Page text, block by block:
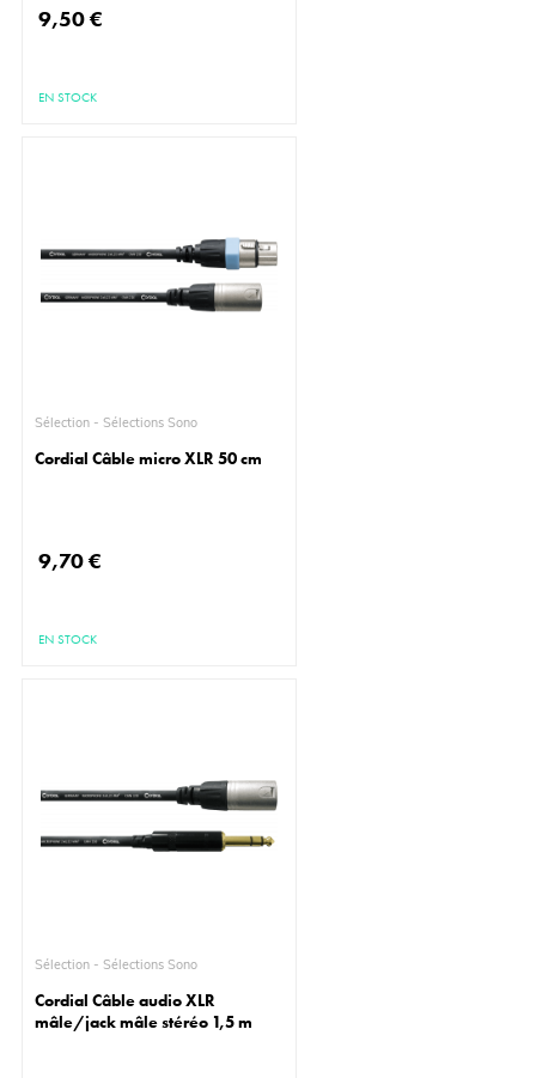
9,50 €
EN STOCK
Sélection - Sélections Sono
Cordial Câble micro XLR 50 cm
9,70 €
EN STOCK
Sélection - Sélections Sono
Cordial Câble audio XLR
mâle/jack mâle stéréo 1,5 m